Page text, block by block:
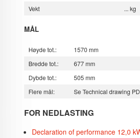
Vekt
... kg
MÅL
Høyde tot.:
1570 mm
Bredde tot.:
677 mm
Dybde tot.:
505 mm
Flere mål:
Se Technical drawing
FOR NEDLASTING
Declaration of performance 12,0